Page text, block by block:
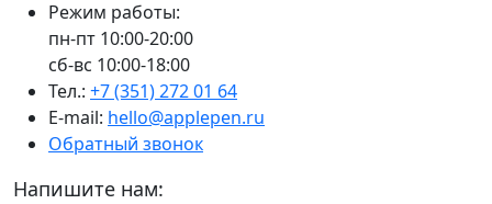
Режим работы:
пн-пт 10:00-20:00
сб-вс 10:00-18:00
Тел.: +7 (351) 272 01 64
E-mail: hello@applepen.ru
Обратный звонок
Напишите нам: